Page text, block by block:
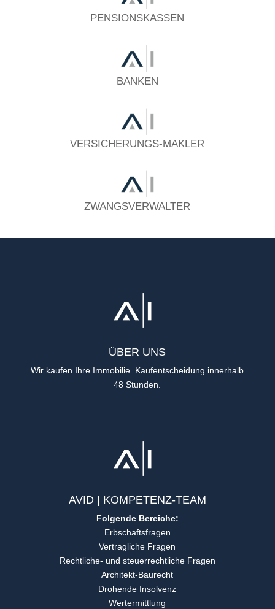
PENSIONSKASSEN
BANKEN
VERSICHERUNGS-MAKLER
ZWANGSVERWALTER
ÜBER UNS
Wir kaufen Ihre Immobilie. Kaufentscheidung innerhalb
48 Stunden.
AVID | KOMPETENZ-TEAM
Folgende Bereiche:
Erbschaftsfragen
Vertragliche Fragen
Rechtliche- und steuerrechtliche Fragen
Architekt-Baurecht
Drohende Insolvenz
Wertermittlung